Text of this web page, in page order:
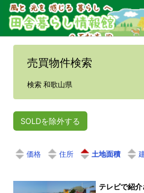
売買物件検索
検索 和歌山県
SOLDを除外する
価格 住所 土地面積
テレビで紹介